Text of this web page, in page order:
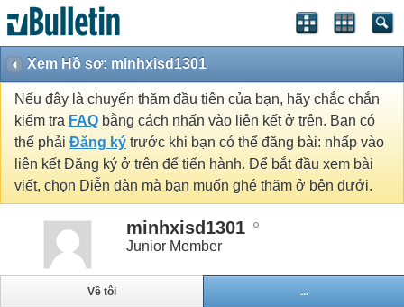
Xem Hồ sơ: minhxisd1301
Nếu đây là chuyến thăm đầu tiên của bạn, hãy chắc chắn
kiểm tra FAQ bằng cách nhấn vào liên kết ở trên. Bạn có
thể phải Đăng ký trước khi bạn có thể đăng bài: nhấp vào
liên kết Đăng ký ở trên để tiến hành. Để bắt đầu xem bài
viết, chọn Diễn đàn mà bạn muốn ghé thăm ở bên dưới.
minhxisd1301
Junior Member
Về tôi ...